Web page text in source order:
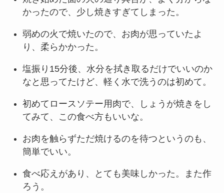
かったので、少し焼きすぎてしまった。
弱めの火で焼いたので、お肉が思っていたよ
り、柔らかかった。
塩振り15分後、水分を拭き取るだけでいいのか
なと思ってたけど、軽く水で洗うのは初めて。
初めてロースソテー用肉で、しょうが焼きをし
てみて、この食べ方もいいな。
お肉を触らずただ焼けるのを待つというのも、
簡単でいい。
食べ応えがあり、とても美味しかった。また作
ろう。